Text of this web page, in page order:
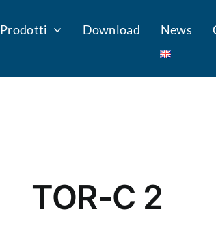
Prodotti Download News
TOR-C 2